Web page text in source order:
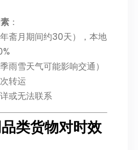
：
斋月期间约30天），本地
雨雪天气可能影响交通）
转运
或无法联系
类货物对时效